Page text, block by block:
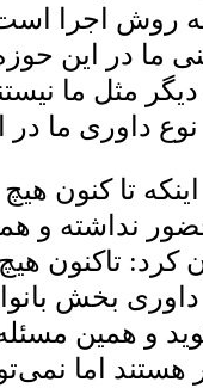
روش اجرا
ما در این
مثل ما
نوع داوری ما
تا کنون
نداشته و
تاکنون
داوری بخش
و همین
اما